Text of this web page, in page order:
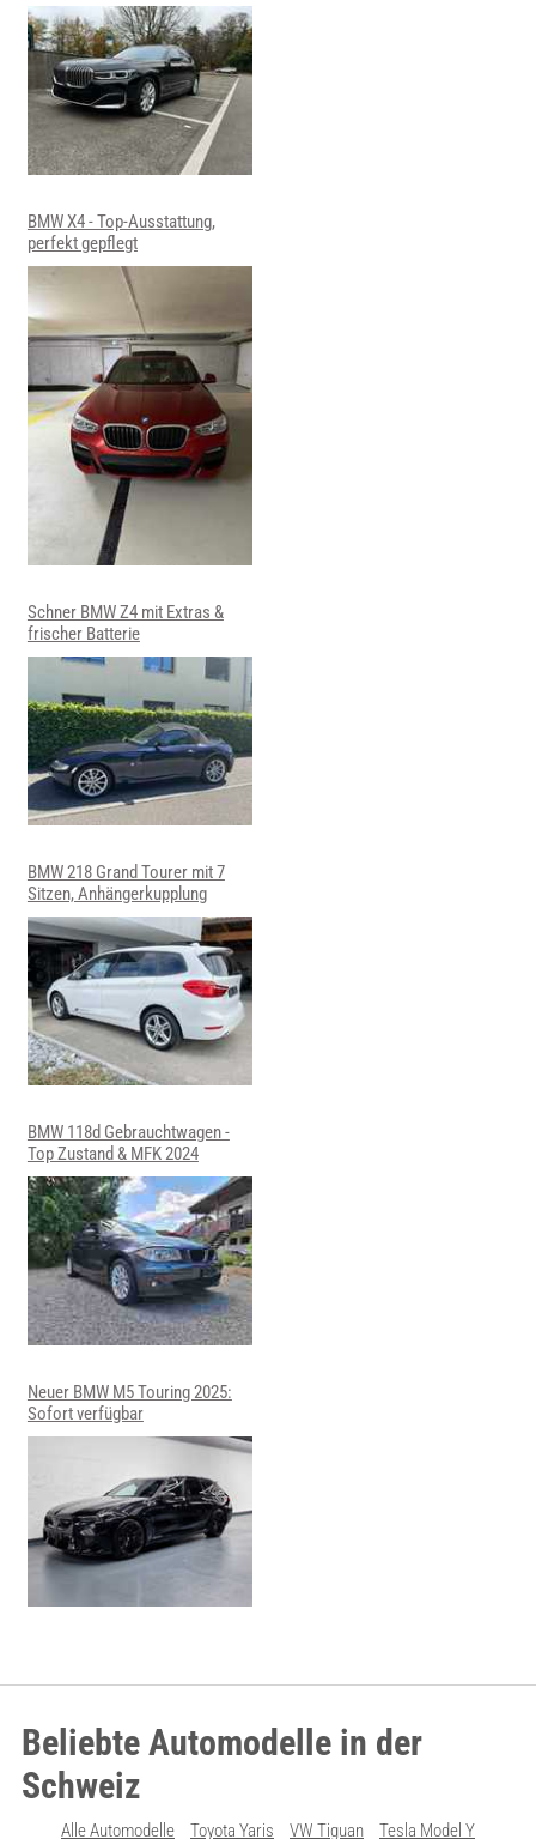
BMW X4 - Top-Ausstattung,
perfekt gepflegt
Schner BMW Z4 mit Extras &
frischer Batterie
BMW 218 Grand Tourer mit 7
Sitzen, Anhängerkupplung
BMW 118d Gebrauchtwagen -
Top Zustand & MFK 2024
Neuer BMW M5 Touring 2025:
Sofort verfügbar
Beliebte Automodelle in der
Schweiz
Alle Automodelle Toyota Yaris VW Tiguan Tesla Model Y